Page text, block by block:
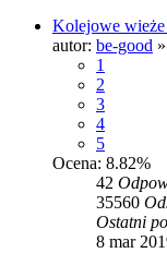
Kolejowe wieże
autor: be-good »
1
2
3
4
5
Ocena: 8.82%
42
35560
Ostatni
8 mar